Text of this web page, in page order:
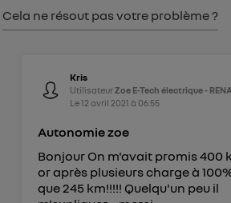
Cela ne résout pas votre problème ?
Kris
UtilisateurZoe E-Tech électrique -
Le12 avril 2021 à 06:55
Autonomie zoe
Bonjour On m'avait promis 400
or après plusieurs charge à
que 245 km!!!!! Quelqu'un peu il